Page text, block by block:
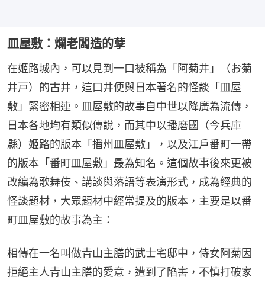
皿屋敷：爛老闆造的孽
在姬路城內，可以見到一口被稱為「阿菊井」（お菊
井戸）的古井，這口井便與日本著名的怪談「皿屋
敷」緊密相連。皿屋敷的故事自中世以降廣為流傳，
日本各地均有類似傳說，而其中以播磨國（今兵庫
縣）姬路的版本「播州皿屋敷」，以及江戶番町一帶
的版本「番町皿屋敷」最為知名。這個故事後來更被
改編為歌舞伎、講談與落語等表演形式，成為經典的
怪談題材，大眾題材中經常提及的版本，主要是以番
町皿屋敷的故事為主：
相傳在一名叫做青山主膳的武士宅邸中，侍女阿菊因
拒絕主人青山主膳的愛意，遭到了陷害，不慎打破家